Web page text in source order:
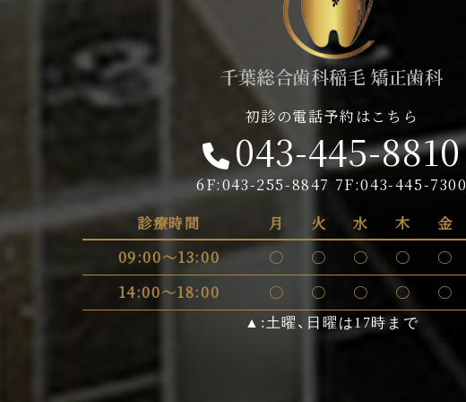
初診の電話予約はこちら
043-445-8810
6F:043-255-8847 7F:043-445-7300
診療時間
月 火 水 木 金
09:00～13:00
〇 〇 〇 〇 〇
14:00～18:00
〇 〇 〇 〇 〇
▲:土曜、日曜は17時まで